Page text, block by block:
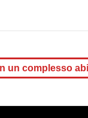
abitativo